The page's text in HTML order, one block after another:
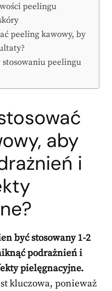
peelingu
peeling kawowy, by
stosowaniu peelingu
aby
i
być stosowany 1-2
podrażnień i
pielęgnacyjne.
kluczowa, ponieważ